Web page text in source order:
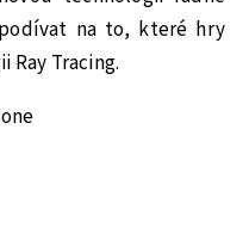
na to, které hry
Tracing.